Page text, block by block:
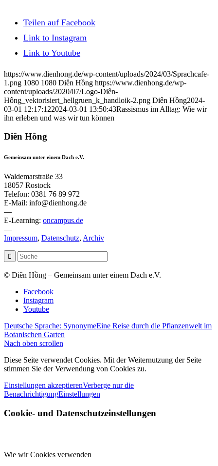
Teilen auf Facebook
Link to Instagram
Link to Youtube
https://www.dienhong.de/wp-content/uploads/2024/03/Sprachcafe-
1.png 1080 1080 Diên Hồng https://www.dienhong.de/wp-
content/uploads/2020/07/Logo-Diên-
Hông_vektorisiert_hellgruen_k_handloik-2.png Diên Hồng2024-
03-01 12:17:122024-03-01 13:50:43Rassismus im Alltag: Wie wir
ihn erleben und was wir tun können
Diên Hông
Gemeinsam unter einem Dach e.V.
Waldemarstraße 33
18057 Rostock
Telefon: 0381 76 89 972
E-Mail: info@dienhong.de
—
E-Learning: oncampus.de
—
Impressum, Datenschutz, Archiv
© Diên Hồng – Gemeinsam unter einem Dach e.V.
Facebook
Instagram
Youtube
Deutsche Sprache: SynonymeEine Reise durch die Pflanzenwelt im
Botanischen Garten
Nach oben scrollen
Diese Seite verwendet Cookies. Mit der Weiternutzung der Seite
stimmen Sie der Verwendung von Cookies zu.
Einstellungen akzeptierenVerberge nur die
BenachrichtigungEinstellungen
Cookie- und Datenschutzeinstellungen
Wie wir Cookies verwenden